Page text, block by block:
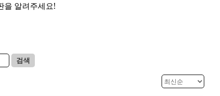
을 알려주세요!
검색